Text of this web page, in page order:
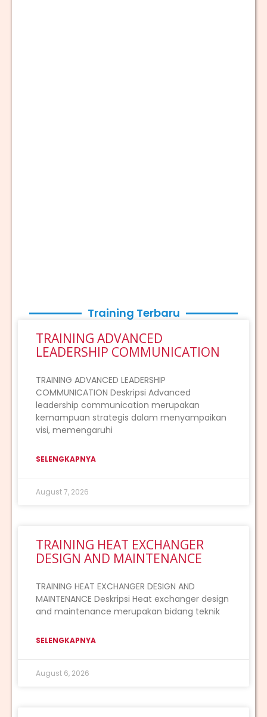
Training Terbaru
TRAINING ADVANCED
LEADERSHIP COMMUNICATION
TRAINING ADVANCED LEADERSHIP
COMMUNICATION Deskripsi Advanced
leadership communication merupakan
kemampuan strategis dalam menyampaikan
visi, memengaruhi
SELENGKAPNYA
August 7, 2026
TRAINING HEAT EXCHANGER
DESIGN AND MAINTENANCE
TRAINING HEAT EXCHANGER DESIGN AND
MAINTENANCE Deskripsi Heat exchanger design
and maintenance merupakan bidang teknik
SELENGKAPNYA
August 6, 2026